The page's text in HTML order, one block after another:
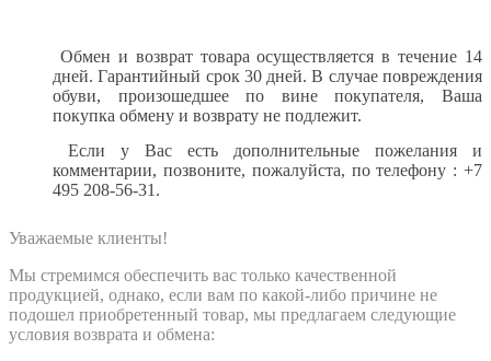
Обмен и возврат товара осуществляется в течение 14
дней. Гарантийный срок 30 дней. В случае повреждения
обуви, произошедшее по вине покупателя, Ваша
покупка обмену и возврату не подлежит.
Если у Вас есть дополнительные пожелания и
комментарии, позвоните, пожалуйста, по телефону : +7
495 208-56-31.
Уважаемые клиенты!
Мы стремимся обеспечить вас только качественной
продукцией, однако, если вам по какой-либо причине не
подошел приобретенный товар, мы предлагаем следующие
условия возврата и обмена: